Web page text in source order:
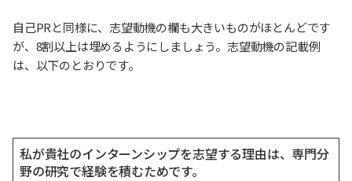
自己PRと同様に、志望動機の欄も大きいものがほとんどです
が、8割以上は埋めるようにしましょう。志望動機の記載例
は、以下のとおりです。
私が貴社のインターンシップを志望する理由は、専門分
野の研究で経験を積むためです。